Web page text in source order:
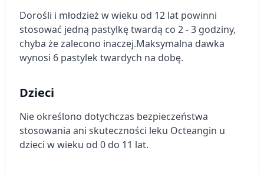
Dorośli i młodzież w wieku od 12 lat powinni
stosować jedną pastylkę twardą co 2 - 3 godziny,
chyba że zalecono inaczej.Maksymalna dawka
wynosi 6 pastylek twardych na dobę.
Dzieci
Nie określono dotychczas bezpieczeństwa
stosowania ani skuteczności leku Octeangin u
dzieci w wieku od 0 do 11 lat.